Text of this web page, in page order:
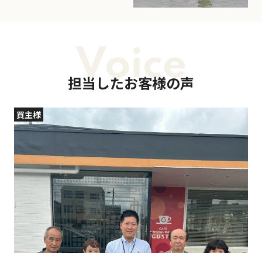
Voice
担当したお客様の声
買主様